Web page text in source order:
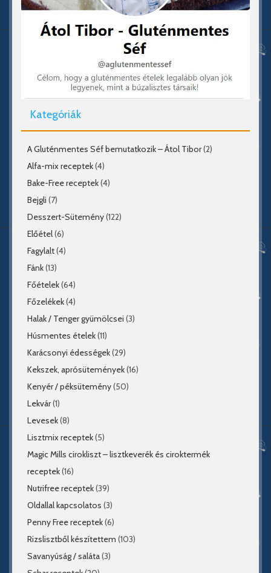
Kategóriák
A Gluténmentes Séf bemutatkozik – Átol Tibor(2)
Alfa-mix receptek(4)
Bake-Free receptek(4)
Bejgli (7)
Desszert-Sütemény(122)
Előétel(6)
Fagylalt(4)
Fánk(13)
Főételek(64)
Főzelékek(4)
Halak / Tenger gyümölcsei (3)
Húsmentes ételek(11)
Karácsonyi édességek(29)
Kekszek, aprósütemények(16)
Kenyér / péksütemény(50)
Lekvár(1)
Levesek(8)
Lisztmix receptek(5)
Magic Mills cirokliszt – lisztkeverék és ciroktermék
receptek(16)
Nutrifree receptek(39)
Oldallal kapcsolatos (3)
Penny Free receptek(6)
Rizslisztből készítettem (103)
Savanyúság / saláta(3)